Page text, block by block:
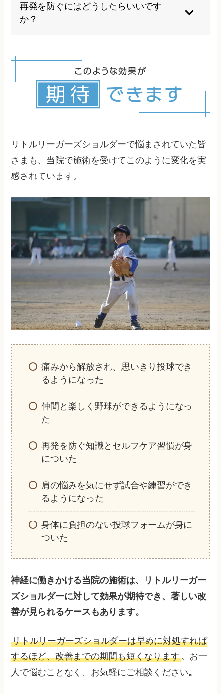
ります。
再発を防ぐにはどうしたらいいです
か？
識し、日々のストレッチやセルフケア、定期的な
専門家のチェックを続けましょう。
リトルリーガーズショルダーで悩まされていた皆
さまも、当院で施術を受けてこのように変化を実
感されています。
痛みから解放され、思いきり投球でき
るようになった
仲間と楽しく野球ができるようになっ
た
再発を防ぐ知識とセルフケア習慣が身
についた
肩の悩みを気にせず試合や練習ができ
るようになった
身体に負担のない投球フォームが身に
ついた
神経に働きかける当院の施術は、リトルリーガー
ズショルダーに対して効果が期待でき、著しい改
善が見られるケースもあります。
リトルリーガーズショルダーは早めに対処すれば
するほど、改善までの期間も短くなります。お一
人で悩むことなく、お気軽にご相談ください。